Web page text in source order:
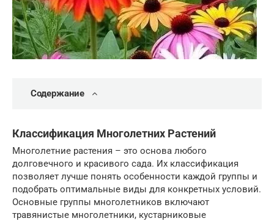
Содержание
Классификация Многолетних Растений
Многолетние растения – это основа любого
долговечного и красивого сада. Их классификация
позволяет лучше понять особенности каждой группы и
подобрать оптимальные виды для конкретных условий.
Основные группы многолетников включают
травянистые многолетники, кустарниковые